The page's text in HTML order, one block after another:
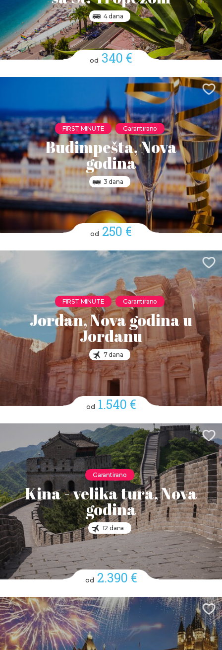
4 dana
od 340 €
FIRST MINUTE Garantirano
Budimpešta, Nova
godina
3 dana
od 250 €
FIRST MINUTE Garantirano
Jordan, Nova godina u
Jordanu
7 dana
od 1.540 €
Garantirano
Kina - velika tura, Nova
godina
12 dana
od 2.390 €